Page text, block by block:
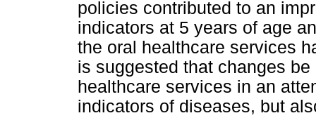
policies contributed to an
indicators at 5 years of age
the oral healthcare services
is suggested that changes
healthcare services in an
indicators of diseases, but